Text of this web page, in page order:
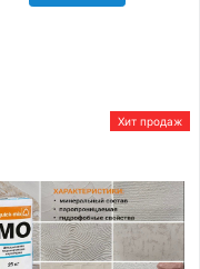
Хит продаж